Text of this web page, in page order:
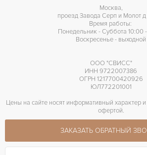
Москва,
проезд Завода Серп и Молот д
Время работы:
Понедельник - Суббота 10:00
Воскресенье - выходной
ООО "СВИСС"
ИНН 9722007386
ОГРН 1217700420926
ЮЛ772201001
Цены на сайте носят информативный характер
офертой.
ЗАКАЗАТЬ ОБРАТНЫЙ